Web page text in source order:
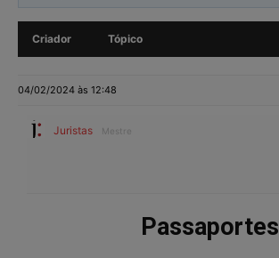
Criador Tópico
04/02/2024 às 12:48
Juristas Mestre
Passaportes